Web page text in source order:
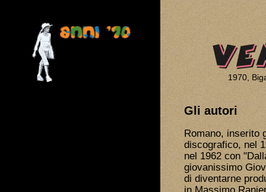
1970,
Gli autori
Romano, inserito
discografico, nel
nel 1962 con
giovanissimo
di diventarne
in Massimo